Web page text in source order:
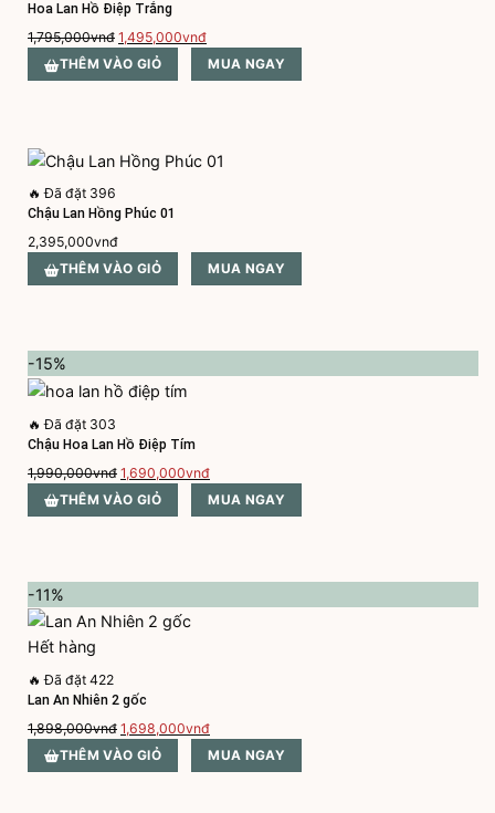
Hoa Lan Hồ Điệp Trắng
1,795,000vnđ Giá
gốc
là:
1,495,000vnđGiá
hiện
tại
THÊM VÀO GIỎ MUA NGAY
🔥 Đã đặt 396
Chậu Lan Hồng Phúc 01
2,395,000vnđ
THÊM VÀO GIỎ MUA NGAY
-15%
🔥 Đã đặt 303
Chậu Hoa Lan Hồ Điệp Tím
1,990,000vnđ Giá
gốc
là:
1,690,000vnđGiá
hiện
tại
THÊM VÀO GIỎ MUA NGAY
-11%
Hết hàng
🔥 Đã đặt 422
Lan An Nhiên 2 gốc
1,898,000vnđ Giá
gốc
là:
1,698,000vnđGiá
hiện
tại
THÊM VÀO GIỎ MUA NGAY